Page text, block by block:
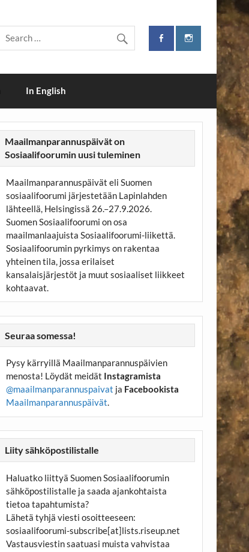
In English
Maailmanparannuspäivät on
Sosiaalifoorumin uusi tuleminen
Maailmanparannuspäivät eli Suomen
sosiaalifoorumi järjestetään Lapinlahden
lähteellä, Helsingissä 26.–27.9.2026.
Suomen Sosiaalifoorumi on osa
maailmanlaajuista Sosiaalifoorumi-liikettä.
Sosiaalifoorumin pyrkimys on rakentaa
yhteinen tila, jossa erilaiset
kansalaisjärjestöt ja muut sosiaaliset liikkeet
kohtaavat.
Seuraa somessa!
Pysy kärryillä Maailmanparannuspäivien
menosta! Löydät meidät Instagramista
@maailmanparannuspaivat ja Facebookista
Maailmanparannuspäivät.
Liity sähköpostilistalle
Haluatko liittyä Suomen Sosiaalifoorumin
sähköpostilistalle ja saada ajankohtaista
tietoa tapahtumista?
Lähetä tyhjä viesti osoitteeseen:
sosiaalifoorumi-subscribe[at]lists.riseup.net
Vastausviestin saatuasi muista vahvistaa